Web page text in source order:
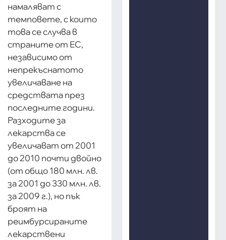
намаляват с
темповете, с които
това се случва в
страните от ЕС,
независимо от
непрекъснатото
увеличаване на
средствата през
последните години.
Разходите за
лекарства се
увеличават от 2001
до 2010 почти двойно
(от общо 180 млн. лв.
за 2001 до 330 млн. лв.
за 2009 г.), но пък
броят на
реимбурсираните
лекарствени